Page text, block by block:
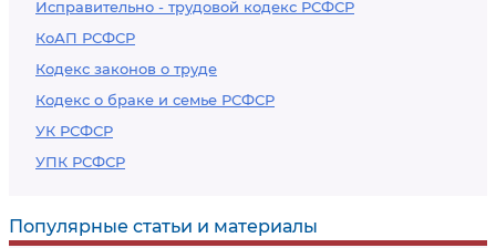
Исправительно - трудовой кодекс РСФСР
КоАП РСФСР
Кодекс законов о труде
Кодекс о браке и семье РСФСР
УК РСФСР
УПК РСФСР
Популярные статьи и материалы